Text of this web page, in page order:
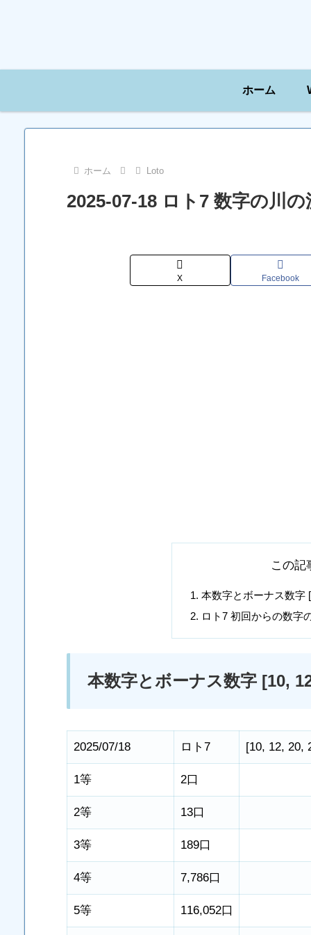
ホーム
ホーム Loto
2025-07-18 ロト7 数字の川
X Facebook
この記
本数字とボーナス数字
ロト7 初回からの数字
本数字とボーナス数字 [10,
2025/07/18 ロト7 [10, 12, 20,
1等 2口
2等 13口
3等 189口
4等 7,786口
5等 116,052口